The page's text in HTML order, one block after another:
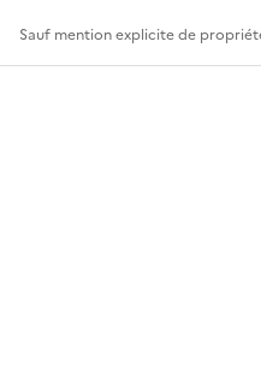
Sauf mention explicite de